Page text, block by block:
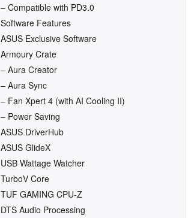
– Compatible with PD3.0
Software Features
ASUS Exclusive Software
Armoury Crate
– Aura Creator
– Aura Sync
– Fan Xpert 4 (with AI Cooling II)
– Power Saving
ASUS DriverHub
ASUS GlideX
USB Wattage Watcher
TurboV Core
TUF GAMING CPU-Z
DTS Audio Processing